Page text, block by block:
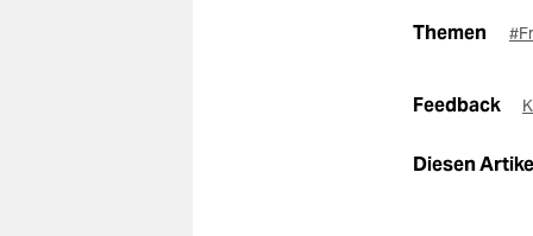
Themen
Feedback
Diesen